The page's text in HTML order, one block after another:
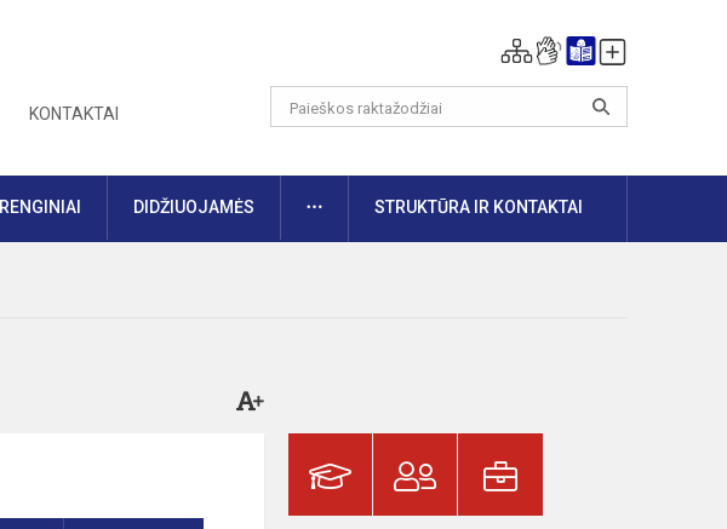
KONTAKTAI
RENGINIAI DIDŽIUOJAMĖS DAUGIAUSTRUKTŪRA IR KONTAKTAI